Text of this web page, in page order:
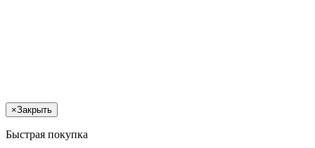
×Закрыть
Быстрая покупка